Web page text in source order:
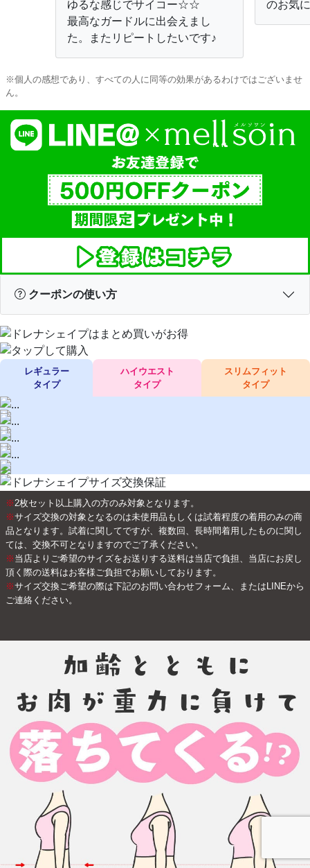
ゆるな感じでサイコー☆☆
最高なガードルに出会えまし
た。またリピートしたいです♪
のお気
※個人の感想であり、すべての人に同等の効果があるわけではございませ
ん。
クーポンの使い方
レギュラー
タイプ
ハイウエスト
タイプ
スリムフィット
タイプ
※2枚セット以上購入の方のみ対象となります。
※サイズ交換の対象となるのは未使用品もしくは試着程度の着用のみの商
品となります。試着に関してですが、複数回、長時間着用したものに関し
ては、交換不可となりますのでご了承ください。
※ 当店よりご希望のサイズをお送りする送料は当店で負担、当店にお戻し
頂く際の送料はお客様ご負担でお願いしております。
※サイズ交換ご希望の際は下記のお問い合わせフォーム、またはLINEから
ご連絡ください。